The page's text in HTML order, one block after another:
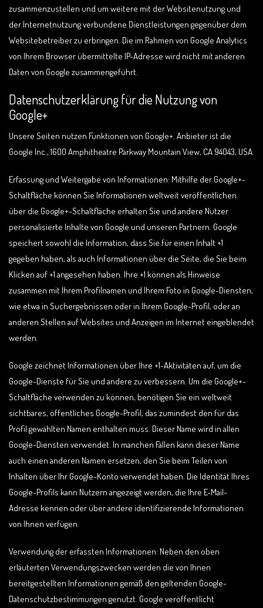
zusammenzustellen und um weitere mit der Websitenutzung und
der Internetnutzung verbundene Dienstleistungen gegenüber dem
Websitebetreiber zu erbringen. Die im Rahmen von Google Analytics
von Ihrem Browser übermittelte IP-Adresse wird nicht mit anderen
Daten von Google zusammengeführt.
Datenschutzerklärung für die Nutzung von
Google+
Unsere Seiten nutzen Funktionen von Google+. Anbieter ist die
Google Inc., 1600 Amphitheatre Parkway Mountain View, CA 94043, USA.
Erfassung und Weitergabe von Informationen: Mithilfe der Google+-
Schaltfläche können Sie Informationen weltweit veröffentlichen.
über die Google+-Schaltfläche erhalten Sie und andere Nutzer
personalisierte Inhalte von Google und unseren Partnern. Google
speichert sowohl die Information, dass Sie für einen Inhalt +1
gegeben haben, als auch Informationen über die Seite, die Sie beim
Klicken auf +1 angesehen haben. Ihre +1 können als Hinweise
zusammen mit Ihrem Profilnamen und Ihrem Foto in Google-Diensten,
wie etwa in Suchergebnissen oder in Ihrem Google-Profil, oder an
anderen Stellen auf Websites und Anzeigen im Internet eingeblendet
werden.
Google zeichnet Informationen über Ihre +1-Aktivitäten auf, um die
Google-Dienste für Sie und andere zu verbessern. Um die Google+-
Schaltfläche verwenden zu können, benötigen Sie ein weltweit
sichtbares, öffentliches Google-Profil, das zumindest den für das
Profil gewählten Namen enthalten muss. Dieser Name wird in allen
Google-Diensten verwendet. In manchen Fällen kann dieser Name
auch einen anderen Namen ersetzen, den Sie beim Teilen von
Inhalten über Ihr Google-Konto verwendet haben. Die Identität Ihres
Google-Profils kann Nutzern angezeigt werden, die Ihre E-Mail-
Adresse kennen oder über andere identifizierende Informationen
von Ihnen verfügen.
Verwendung der erfassten Informationen: Neben den oben
erläuterten Verwendungszwecken werden die von Ihnen
bereitgestellten Informationen gemäß den geltenden Google-
Datenschutzbestimmungen genutzt. Google veröffentlicht